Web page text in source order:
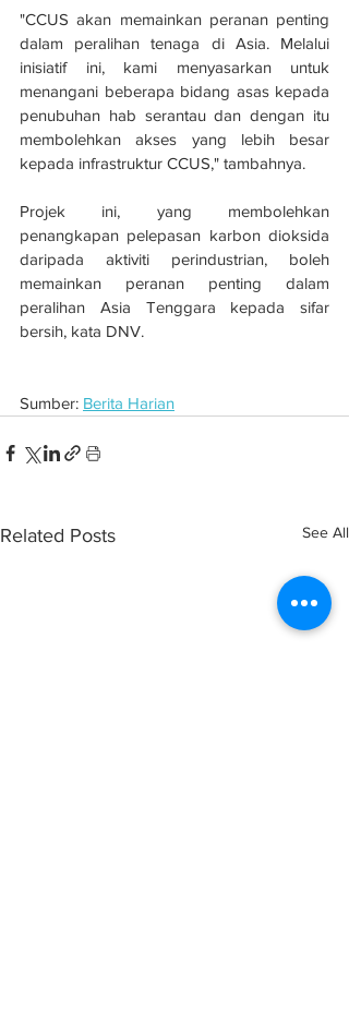
"CCUS akan memainkan peranan penting
dalam peralihan tenaga di Asia. Melalui
inisiatif ini, kami menyasarkan untuk
menangani beberapa bidang asas kepada
penubuhan hab serantau dan dengan itu
membolehkan akses yang lebih besar
kepada infrastruktur CCUS," tambahnya.
Projek ini, yang membolehkan
penangkapan pelepasan karbon dioksida
daripada aktiviti perindustrian, boleh
memainkan peranan penting dalam
peralihan Asia Tenggara kepada sifar
bersih, kata DNV.
Sumber: Berita Harian
Related Posts See All